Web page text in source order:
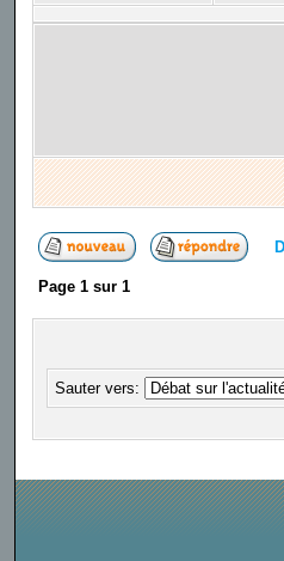
Page 1sur 1
Sauter vers: